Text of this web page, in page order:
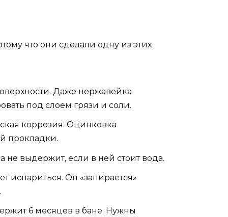
что они сделали одну из этих
Даже нержавейка
под слоем грязи и соли.
коррозия. Оцинковка
прокладки.
не выдержит, если в ней стоит вода.
испариться. Он «запирается»
6 месяцев в бане. Нужны